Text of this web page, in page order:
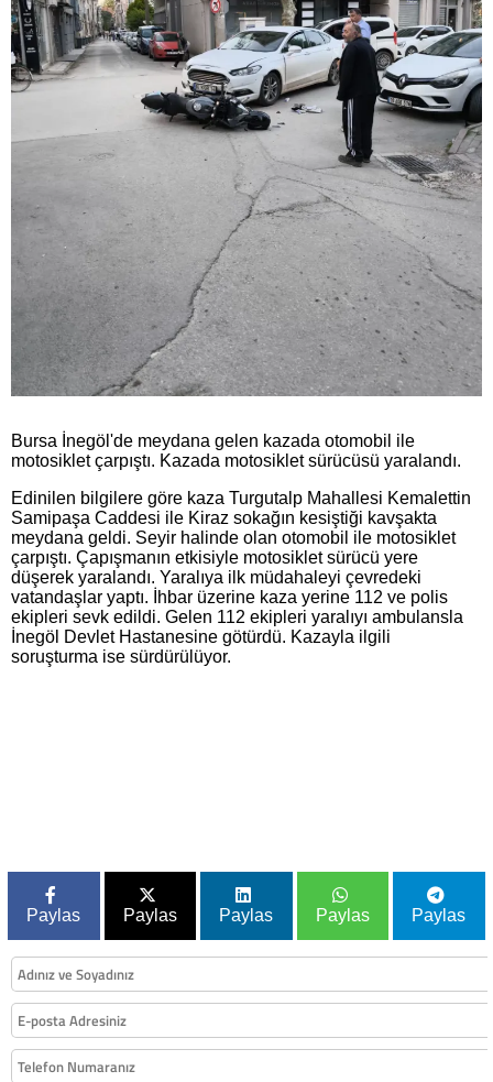
Bursa İnegöl'de meydana gelen kazada otomobil ile
motosiklet çarpıştı. Kazada motosiklet sürücüsü yaralandı.
Edinilen bilgilere göre kaza Turgutalp Mahallesi Kemalettin
Samipaşa Caddesi ile Kiraz sokağın kesiştiği kavşakta
meydana geldi. Seyir halinde olan otomobil ile motosiklet
çarpıştı. Çapışmanın etkisiyle motosiklet sürücü yere
düşerek yaralandı. Yaralıya ilk müdahaleyi çevredeki
vatandaşlar yaptı. İhbar üzerine kaza yerine 112 ve polis
ekipleri sevk edildi. Gelen 112 ekipleri yaralıyı ambulansla
İnegöl Devlet Hastanesine götürdü. Kazayla ilgili
soruşturma ise sürdürülüyor.
Paylas Paylas Paylas Paylas Paylas